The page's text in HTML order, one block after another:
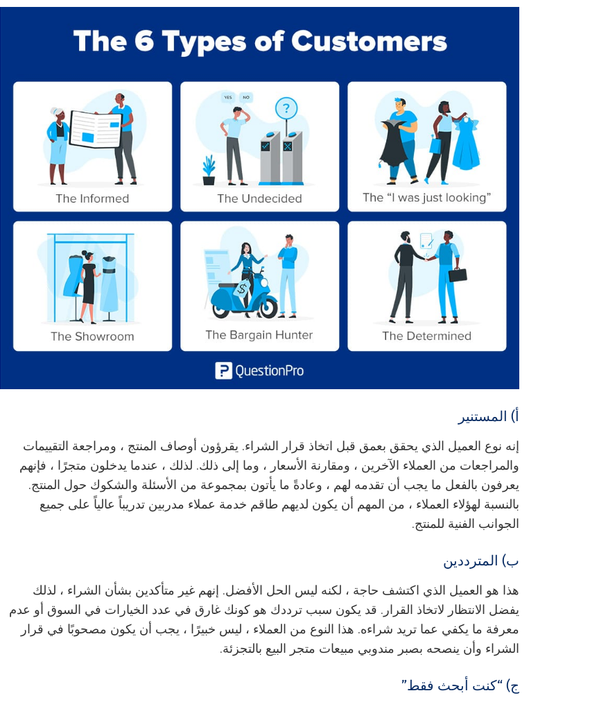
أ) المستنير
إنه نوع العميل الذي يحقق بعمق قبل اتخاذ قرار الشراء. يقرؤون أوصاف المنتج ، ومراجعة التقييمات
والمراجعات من العملاء الآخرين ، ومقارنة الأسعار ، وما إلى ذلك. لذلك ، عندما يدخلون متجرًا ، فإنهم
يعرفون بالفعل ما يجب أن تقدمه لهم ، وعادةً ما يأتون بمجموعة من الأسئلة والشكوك حول المنتج.
بالنسبة لهؤلاء العملاء ، من المهم أن يكون لديهم طاقم خدمة عملاء مدربين تدريباً عالياً على جميع
الجوانب الفنية للمنتج.
ب) المترددين
هذا هو العميل الذي اكتشف حاجة ، لكنه ليس الحل الأفضل. إنهم غير متأكدين بشأن الشراء ، لذلك
يفضل الانتظار لاتخاذ القرار. قد يكون سبب ترددك هو كونك غارق في عدد الخيارات في السوق أو عدم
معرفة ما يكفي عما تريد شراءه. هذا النوع من العملاء ، ليس خبيرًا ، يجب أن يكون مصحوبًا في قرار
الشراء وأن ينصحه بصبر مندوبي مبيعات متجر البيع بالتجزئة.
ج) “كنت أبحث فقط”